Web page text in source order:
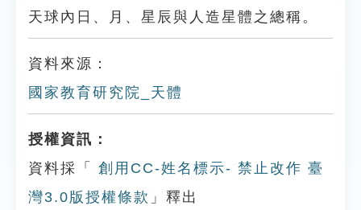
天球內日、月、星辰與人造星體之總稱。
資料來源：
國家教育研究院_天體
授權資訊：
資料採「
創用CC-姓名標示- 禁止改作 臺
灣3.0版授權條款 」釋出